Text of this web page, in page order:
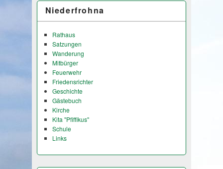
Niederfrohna
Rathaus
Satzungen
Wanderung
Mitbürger
Feuerwehr
Friedensrichter
Geschichte
Gästebuch
Kirche
Kita "Pfiffikus"
Schule
Links